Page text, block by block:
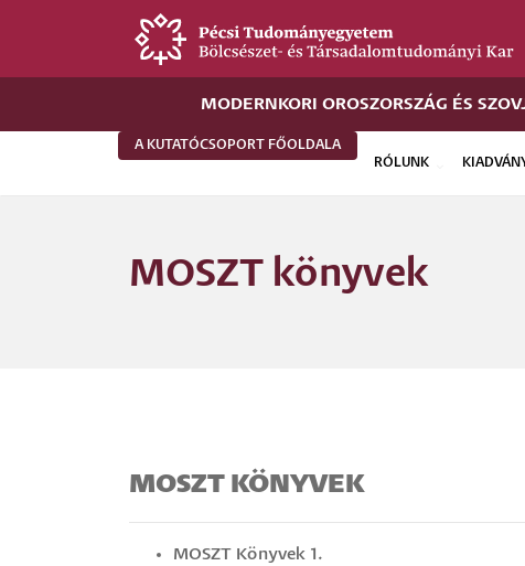
MODERNKORI OROSZORSZÁG ÉS
menü
A KUTATÓCSOPORT FŐOLDALA
RÓLUNK
MOSZT könyvek
MOSZT KÖNYVEK
MOSZT Könyvek 1.